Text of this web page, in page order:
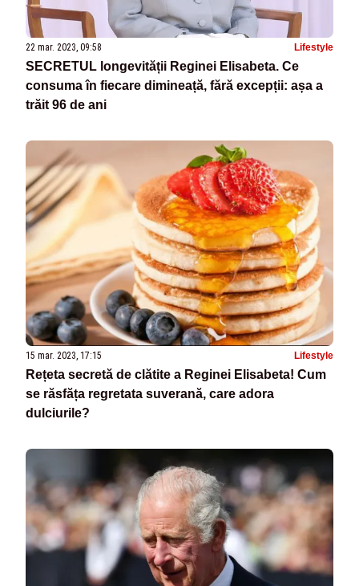
22 mar. 2023, 09:58 Lifestyle
SECRETUL longevității Reginei Elisabeta. Ce
consuma în fiecare dimineață, fără excepții: așa a
trăit 96 de ani
15 mar. 2023, 17:15 Lifestyle
Rețeta secretă de clătite a Reginei Elisabeta! Cum
se răsfăța regretata suverană, care adora
dulciurile?